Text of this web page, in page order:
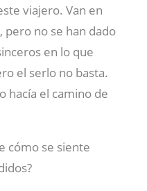
viajero. Van en
no se han dado
en lo que
el serlo no basta.
hacía el camino de
cómo se siente